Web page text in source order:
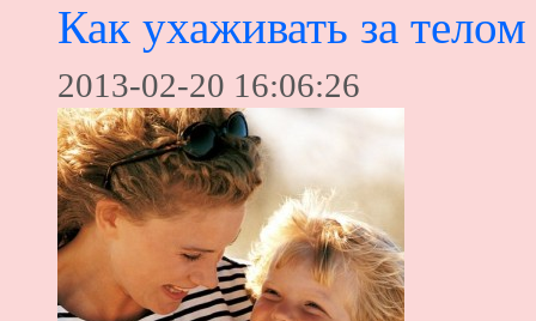
Как ухаживать за
2013-02-20 16:06:26